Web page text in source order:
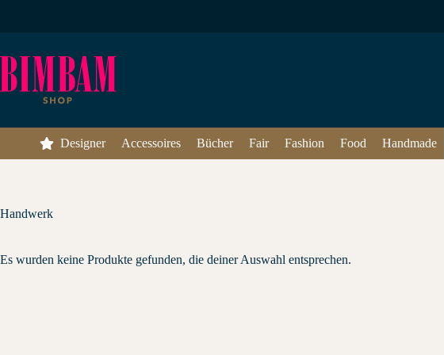
Designer Accessoires Bücher Fair Fashion Food Handmade
Handwerk
Es wurden keine Produkte gefunden, die deiner Auswahl entsprechen.